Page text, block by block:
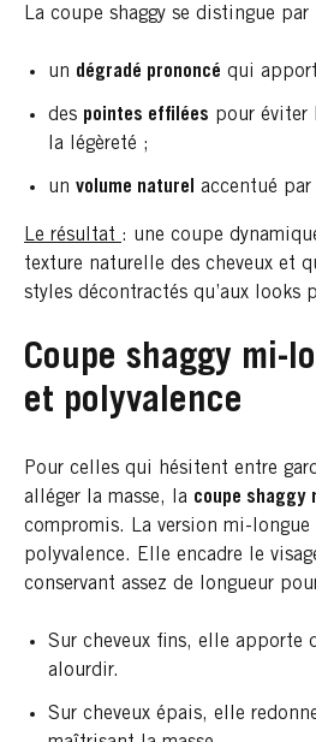
La coupe shaggy se distingue par
un dégradé prononcé qui
des pointes effilées pour éviter
la légèreté ;
un volume naturel accentué
Le résultat : une coupe
texture naturelle des cheveux et
styles décontractés qu’aux looks
Coupe shaggy mi-
et polyvalence
Pour celles qui hésitent entre
alléger la masse, la coupe shaggy
compromis. La version mi-longue
polyvalence. Elle encadre le
conservant assez de longueur
Sur cheveux fins, elle apporte
alourdir.
Sur cheveux épais, elle